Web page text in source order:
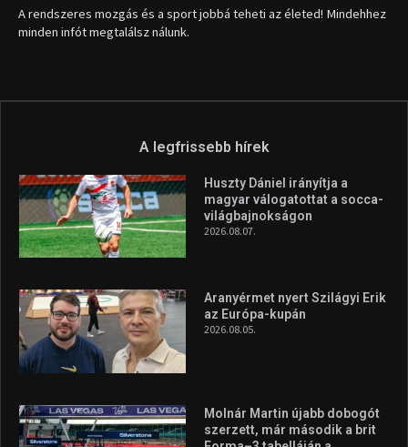
A rendszeres mozgás és a sport jobbá teheti az életed! Mindehhez
minden infót megtalálsz nálunk.
A legfrissebb hírek
Huszty Dániel irányítja a
magyar válogatottat a socca-
világbajnokságon
2026.08.07.
Aranyérmet nyert Szilágyi Erik
az Európa-kupán
2026.08.05.
Molnár Martin újabb dobogót
szerzett, már második a brit